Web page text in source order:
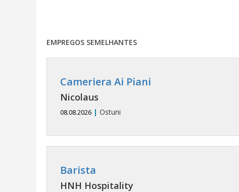
EMPREGOS SEMELHANTES
Cameriera Ai Piani
Nicolaus
08.08.2026 | Ostuni
Barista
HNH Hospitality